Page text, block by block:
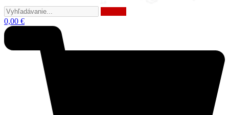
Vyhľadávanie...
0,00 €